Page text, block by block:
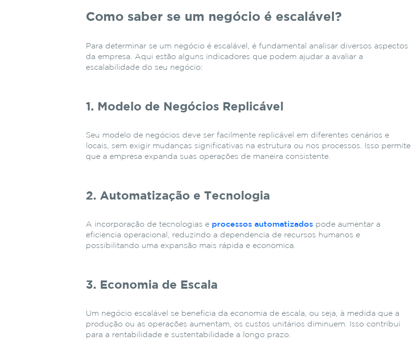
Como saber se um negócio é escalável?
Para determinar se um negócio é escalável, é fundamental analisar diversos aspectos
da empresa. Aqui estão alguns indicadores que podem ajudar a avaliar a
escalabilidade do seu negócio:
1. Modelo de Negócios Replicável
Seu modelo de negócios deve ser facilmente replicável em diferentes cenários e
locais, sem exigir mudanças significativas na estrutura ou nos processos. Isso permite
que a empresa expanda suas operações de maneira consistente.
2. Automatização e Tecnologia
A incorporação de tecnologias e processos automatizados pode aumentar a
eficiência operacional, reduzindo a dependência de recursos humanos e
possibilitando uma expansão mais rápida e econômica.
3. Economia de Escala
Um negócio escalável se beneficia da economia de escala, ou seja, à medida que a
produção ou as operações aumentam, os custos unitários diminuem. Isso contribui
para a rentabilidade e sustentabilidade a longo prazo.